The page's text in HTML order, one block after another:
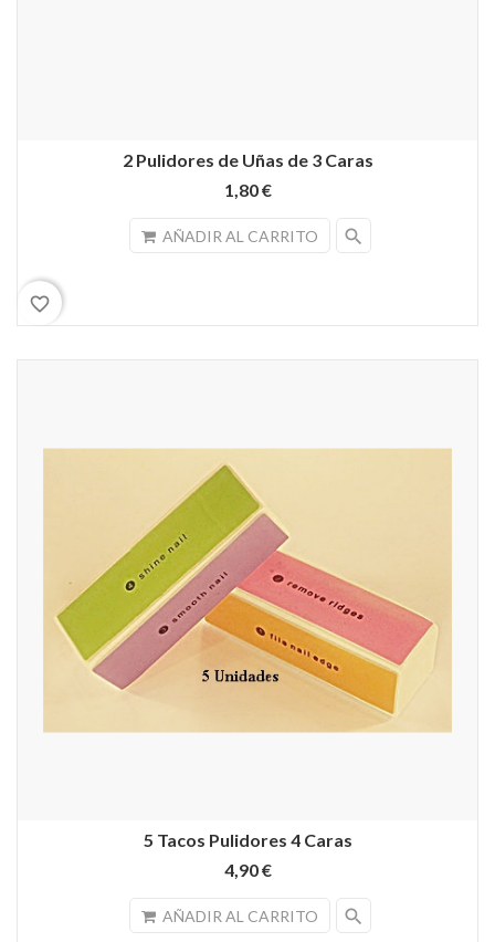
2 Pulidores de Uñas de 3 Caras
1,80 €
AÑADIR AL CARRITO search
favorite_border
5 Tacos Pulidores 4 Caras
4,90 €
AÑADIR AL CARRITO search